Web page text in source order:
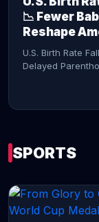
📉 Fewer
Reshape
U.S. Birth Rate
Delayed
SPORTS